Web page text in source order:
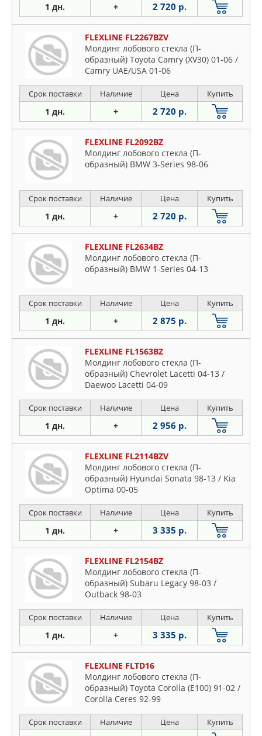
1 дн. + 2 720 р.
FLEXLINE FL2267BZV
Молдинг лобового стекла (П-
образный) Toyota Camry (XV30) 01-06 /
Camry UAE/USA 01-06
Срок поставки Наличие Цена Купить
1 дн. + 2 720 р.
FLEXLINE FL2092BZ
Молдинг лобового стекла (П-
образный) BMW 3-Series 98-06
Срок поставки Наличие Цена Купить
1 дн. + 2 720 р.
FLEXLINE FL2634BZ
Молдинг лобового стекла (П-
образный) BMW 1-Series 04-13
Срок поставки Наличие Цена Купить
1 дн. + 2 875 р.
FLEXLINE FL1563BZ
Молдинг лобового стекла (П-
образный) Chevrolet Lacetti 04-13 /
Daewoo Lacetti 04-09
Срок поставки Наличие Цена Купить
1 дн. + 2 956 р.
FLEXLINE FL2114BZV
Молдинг лобового стекла (П-
образный) Hyundai Sonata 98-13 / Kia
Optima 00-05
Срок поставки Наличие Цена Купить
1 дн. + 3 335 р.
FLEXLINE FL2154BZ
Молдинг лобового стекла (П-
образный) Subaru Legacy 98-03 /
Outback 98-03
Срок поставки Наличие Цена Купить
1 дн. + 3 335 р.
FLEXLINE FLTD16
Молдинг лобового стекла (П-
образный) Toyota Corolla (E100) 91-02 /
Corolla Ceres 92-99
Срок поставки Наличие Цена Купить